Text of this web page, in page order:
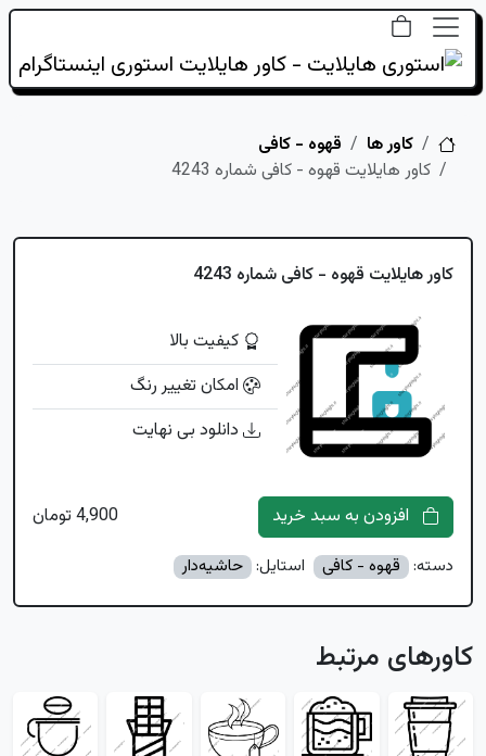
خانهکاور ها
قهوه - کافی
کاور هایلایت قهوه - کافی شماره 4243
کاور هایلایت قهوه - کافی شماره 4243
کیفیت بالا
امکان تغییر رنگ
دانلود بی نهایت
4,900 تومان
دسته: قهوه - کافی استایل: حاشیه‌دار
کاورهای مرتبط